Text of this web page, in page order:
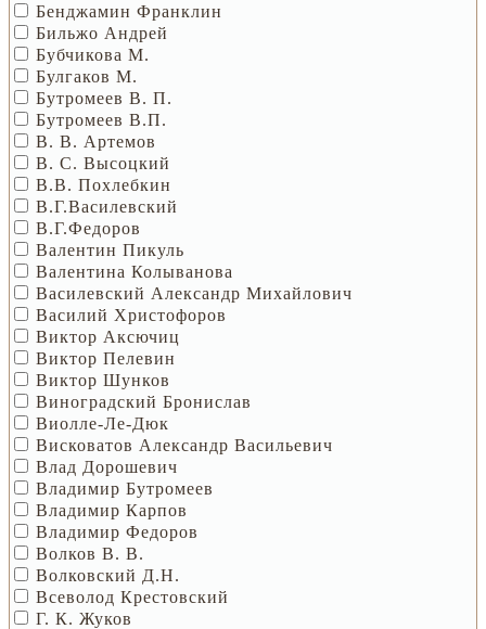
Бенджамин Франклин
Бильжо Андрей
Бубчикова М.
Булгаков М.
Бутромеев В. П.
Бутромеев В.П.
В. В. Артемов
В. С. Высоцкий
В.В. Похлебкин
В.Г.Василевский
В.Г.Федоров
Валентин Пикуль
Валентина Колыванова
Василевский Александр Михайлович
Василий Христофоров
Виктор Аксючиц
Виктор Пелевин
Виктор Шунков
Виноградский Бронислав
Виолле-Ле-Дюк
Висковатов Александр Васильевич
Влад Дорошевич
Владимир Бутромеев
Владимир Карпов
Владимир Федоров
Волков В. В.
Волковский Д.Н.
Всеволод Крестовский
Г. К. Жуков